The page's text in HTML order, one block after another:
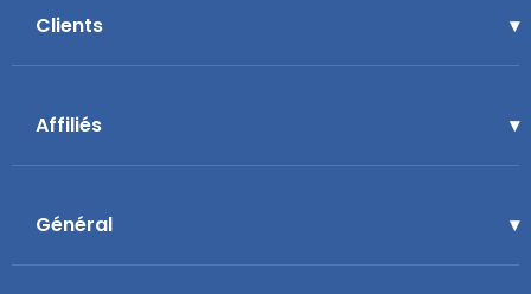
Clients
Affiliés
Général